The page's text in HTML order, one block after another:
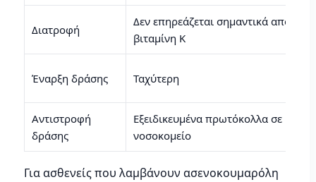
Διατροφή
Δεν επηρεάζεται σημαντικά από
βιταμίνη Κ
Έναρξη δράσης Ταχύτερη
Αντιστροφή
δράσης
Εξειδικευμένα πρωτόκολλα σε
νοσοκομείο
Για ασθενείς που λαμβάνουν ασενοκουμαρόλη